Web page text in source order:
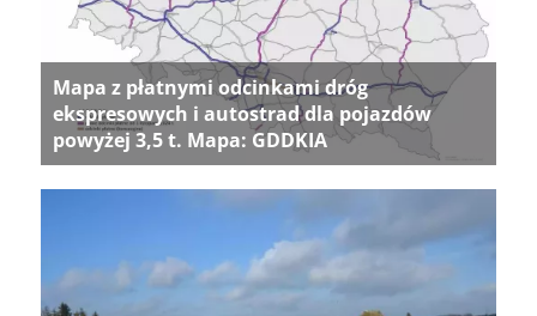
Mapa z płatnymi odcinkami dróg
ekspresowych i autostrad dla pojazdów
powyżej 3,5 t. Mapa: GDDKIA